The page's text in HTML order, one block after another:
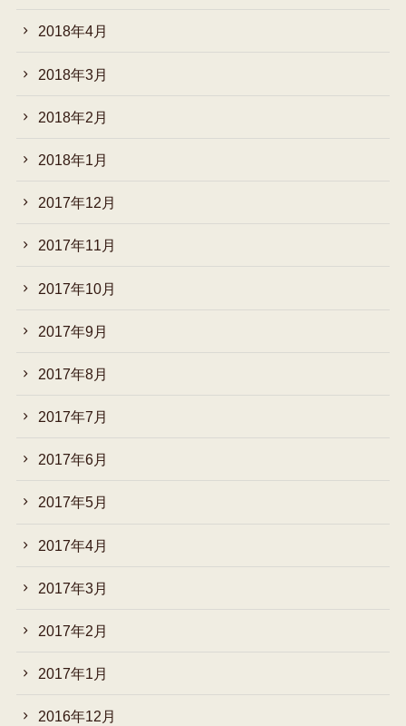
2018年4月
2018年3月
2018年2月
2018年1月
2017年12月
2017年11月
2017年10月
2017年9月
2017年8月
2017年7月
2017年6月
2017年5月
2017年4月
2017年3月
2017年2月
2017年1月
2016年12月